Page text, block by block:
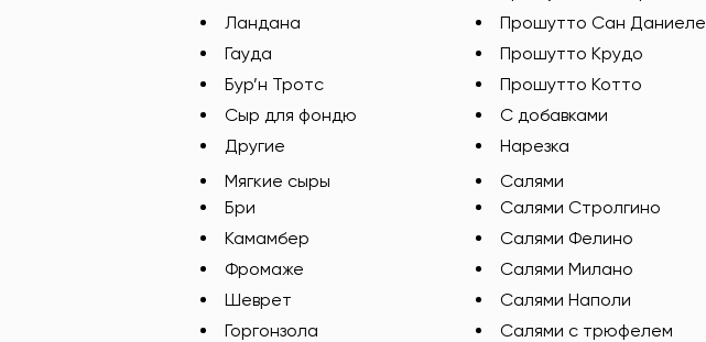
Ландана
Гауда
Бур’н Тротс
Сыр для фондю
Другие
Мягкие сыры
Бри
Камамбер
Фромаже
Шеврет
Горгонзола
Прошутто Сан Даниеле
Прошутто Крудо
Прошутто Котто
С добавками
Нарезка
Салями
Салями Стролгино
Салями Фелино
Салями Милано
Салями Наполи
Салями с трюфелем